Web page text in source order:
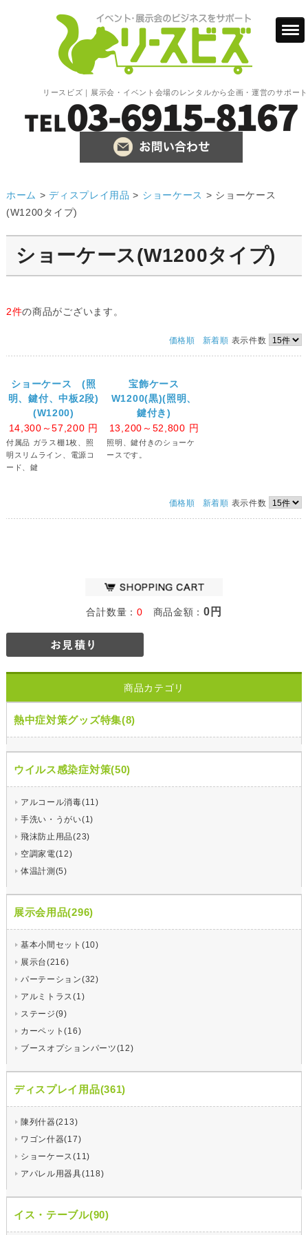
リースビズ｜展示会・イベント会場のレンタルから企画・運営のサポート
ホーム >ディスプレイ用品 > ショーケース > ショーケース
(W1200タイプ)
ショーケース(W1200タイプ)
2件の商品がございます。
価格順 新着順 表示件数
ショーケース (照
明、鍵付、中板2段)
(W1200)
14,300～57,200 円
付属品 ガラス棚1枚、照
明スリムライン、電源コ
ード、鍵
宝飾ケース
W1200(黒)(照明、
鍵付き)
13,200～52,800 円
照明、鍵付きのショーケ
ースです。
価格順 新着順 表示件数
合計数量： 0 商品金額：0円
商品カテゴリ
熱中症対策グッズ特集(8)
ウイルス感染症対策(50)
アルコール消毒(11)
手洗い・うがい(1)
飛沫防止用品(23)
空調家電(12)
体温計測(5)
展示会用品(296)
基本小間セット(10)
展示台(216)
パーテーション(32)
アルミトラス(1)
ステージ(9)
カーペット(16)
ブースオプションパーツ(12)
ディスプレイ用品(361)
陳列什器(213)
ワゴン什器(17)
ショーケース(11)
アパレル用器具(118)
イス・テーブル(90)